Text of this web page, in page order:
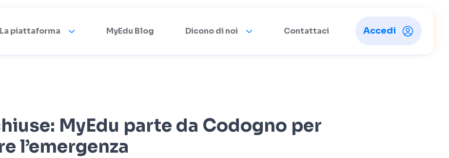
La piattaforma MyEdu Blog Dicono di noi Contattaci Accedi
MyEdu parte da Codogno per
l’emergenza